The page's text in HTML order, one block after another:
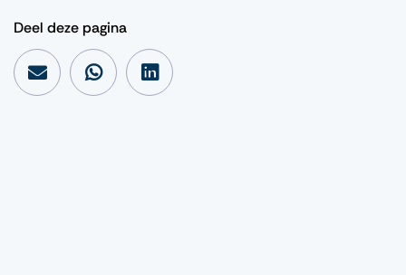
Deel deze pagina